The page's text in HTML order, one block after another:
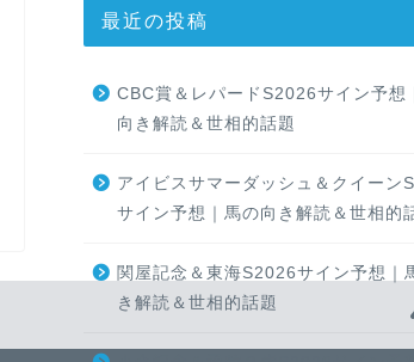
最近の投稿
CBC賞＆レパードS2026サイン予想
向き解読＆世相的話題
アイビスサマーダッシュ＆クイーン
サイン予想｜馬の向き解読＆世相的
関屋記念＆東海S2026サイン予想｜
き解読＆世相的話題